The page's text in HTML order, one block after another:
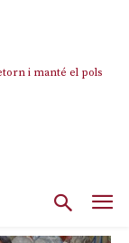
massiu per la seva